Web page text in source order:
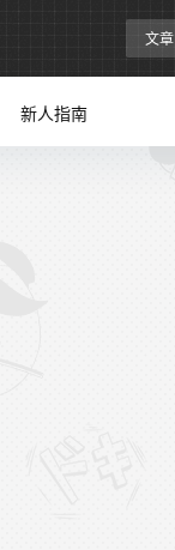
文章
新人指南